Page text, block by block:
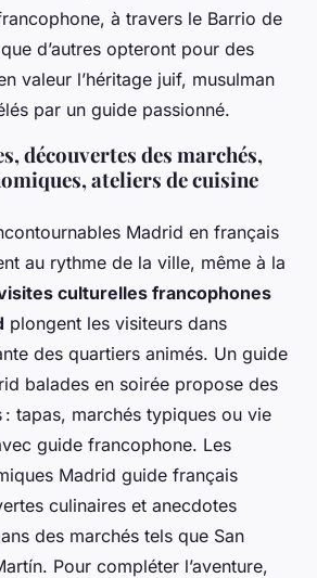
à travers le Barrio de
d’autres opteront pour des
valeur l’héritage juif, musulman
par un guide passionné.
découvertes des marchés,
ateliers de cuisine
Madrid en français
au rythme de la ville, même à la
culturelles francophones
plongent les visiteurs dans
des quartiers animés. Un guide
balades en soirée propose des
: tapas, marchés typiques ou vie
guide francophone. Les
Madrid guide français
culinaires et anecdotes
des marchés tels que San
Pour compléter l’aventure,